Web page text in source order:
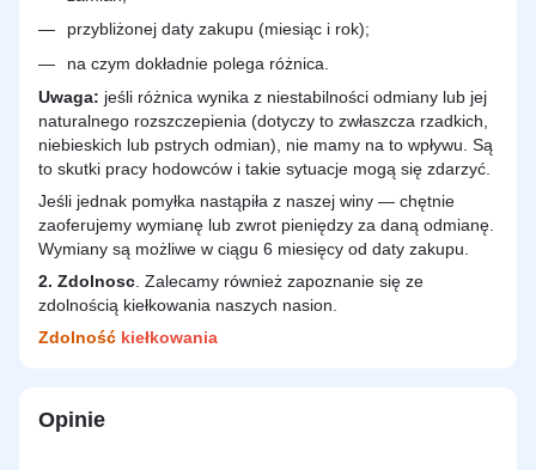
przybliżonej daty zakupu (miesiąc i rok);
na czym dokładnie polega różnica.
Uwaga: jeśli różnica wynika z niestabilności odmiany lub jej
naturalnego rozszczepienia (dotyczy to zwłaszcza rzadkich,
niebieskich lub pstrych odmian), nie mamy na to wpływu. Są
to skutki pracy hodowców i takie sytuacje mogą się zdarzyć.
Jeśli jednak pomyłka nastąpiła z naszej winy — chętnie
zaoferujemy wymianę lub zwrot pieniędzy za daną odmianę.
Wymiany są możliwe w ciągu 6 miesięcy od daty zakupu.
2. Zdolnosc . Zalecamy również zapoznanie się ze
zdolnością kiełkowania naszych nasion.
Zdolność kiełkowania
Opinie